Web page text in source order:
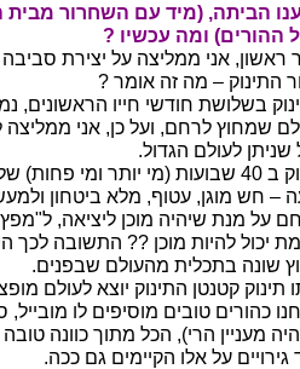
הביתה, (מיד עם השחרור מבית
ההורים) ומה עכשיו ?
ראשון, אני ממליצה על יצירת
התינוק – מה זה אומר ?
בשלושת חודשי חייו
שמחוץ לרחם, ועל כן, אני
שניתן לעולם הגדול.
תינוק ב 40 שבועות (מי יותר ומי
– חש מוגן, עטוף, מלא ביטחון
על מנת שיהיה מוכן ליציאה,
יכול להיות מוכן ?? התשובה לכך
שונה בתכלית מהעולם שבפנים.
תינוק קטנטן התינוק יוצא לעולם
כהורים טובים מוסיפים לו
מעניין הרי), הכל מתוך כוונה
גירויים על אלו הקיימים גם ככה.